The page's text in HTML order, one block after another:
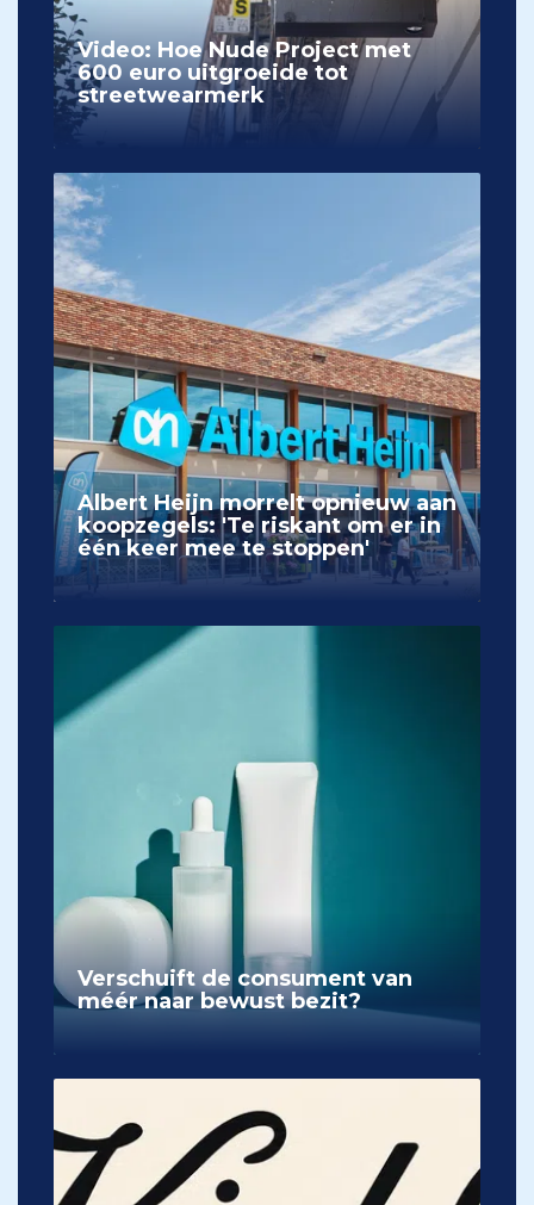
Video: Hoe Nude Project met
600 euro uitgroeide tot
streetwearmerk
Albert Heijn morrelt opnieuw aan
koopzegels: 'Te riskant om er in
één keer mee te stoppen'
Verschuift de consument van
méér naar bewust bezit?